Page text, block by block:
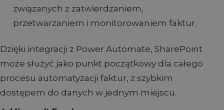
związanych z zatwierdzaniem,
przetwarzaniem i monitorowaniem faktur.
Dzięki integracji z Power Automate, SharePoint
może służyć jako punkt początkowy dla całego
procesu automatyzacji faktur, z szybkim
dostępem do danych w jednym miejscu.